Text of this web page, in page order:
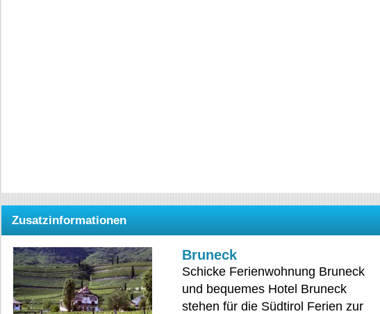
Zusatzinformationen
Bruneck
Schicke Ferienwohnung Bruneck
und bequemes Hotel Bruneck
stehen für die Südtirol Ferien zur